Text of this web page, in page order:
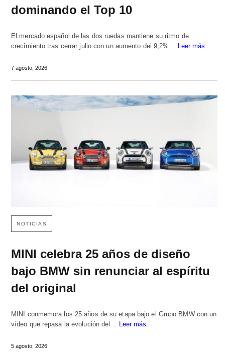
dominando el Top 10
El mercado español de las dos ruedas mantiene su ritmo de
crecimiento tras cerrar julio con un aumento del 9,2%…
Leer más
7 agosto, 2026
NOTICIAS
MINI celebra 25 años de diseño
bajo BMW sin renunciar al espíritu
del original
MINI conmemora los 25 años de su etapa bajo el Grupo BMW con un
vídeo que repasa la evolución del… Leer más
5 agosto, 2026